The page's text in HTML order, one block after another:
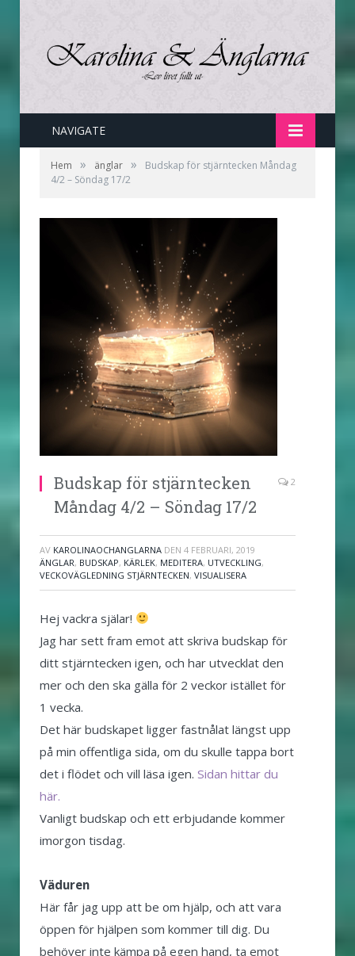
NAVIGATE
Hem » änglar »
Budskap för stjärntecken Måndag
4/2 – Söndag 17/2
Budskap för stjärntecken
Måndag 4/2 – Söndag 17/2
2
AV KAROLINAOCHANGLARNA DEN 4 FEBRUARI, 2019
ÄNGLAR, BUDSKAP, KÄRLEK, MEDITERA, UTVECKLING,
VECKOVÄGLEDNING STJÄRNTECKEN, VISUALISERA
Hej vackra själar!
Jag har sett fram emot att skriva budskap för
ditt stjärntecken igen, och har utvecklat den
mer och den ska gälla för 2 veckor istället för
1 vecka.
Det här budskapet ligger fastnålat längst upp
på min offentliga sida, om du skulle tappa bort
det i flödet och vill läsa igen. Sidan hittar du
här.
Vanligt budskap och ett erbjudande kommer
imorgon tisdag.
Väduren
Här får jag upp att be om hjälp, och att vara
öppen för hjälpen som kommer till dig. Du
behöver inte kämpa på egen hand, ta emot